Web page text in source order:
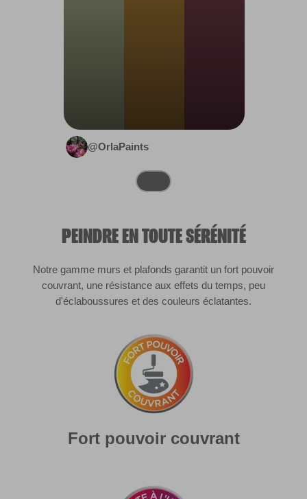
@OrlaPaints
PEINDRE EN TOUTE SÉRÉNITÉ
Notre gamme murs et plafonds garantit un fort pouvoir
couvrant, une résistance aux effets du temps, peu
d'éclaboussures et des couleurs éclatantes.
Fort pouvoir couvrant